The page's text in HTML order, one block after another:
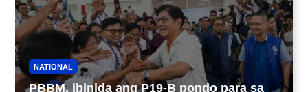
NATIONAL
PBBM, ibinida ang P19-B pondo para sa